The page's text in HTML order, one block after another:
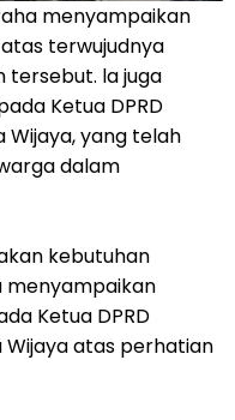
menyampaikan
terwujudnya
tersebut. la juga
Ketua DPRD
Wijaya, yang telah
dalam
kebutuhan
menyampaikan
Ketua DPRD
atas perhatian